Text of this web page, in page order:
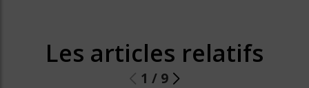
Les articles relatifs
1 / 9